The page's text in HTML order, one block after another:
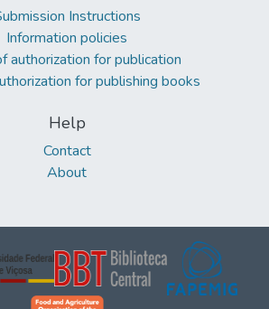
Instructions
Information policies
authorization for publication
for publishing books
Help
Contact
About